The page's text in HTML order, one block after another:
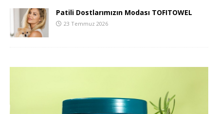
Patili Dostlarımızın Modası TOFITOWEL
23 Temmuz 2026